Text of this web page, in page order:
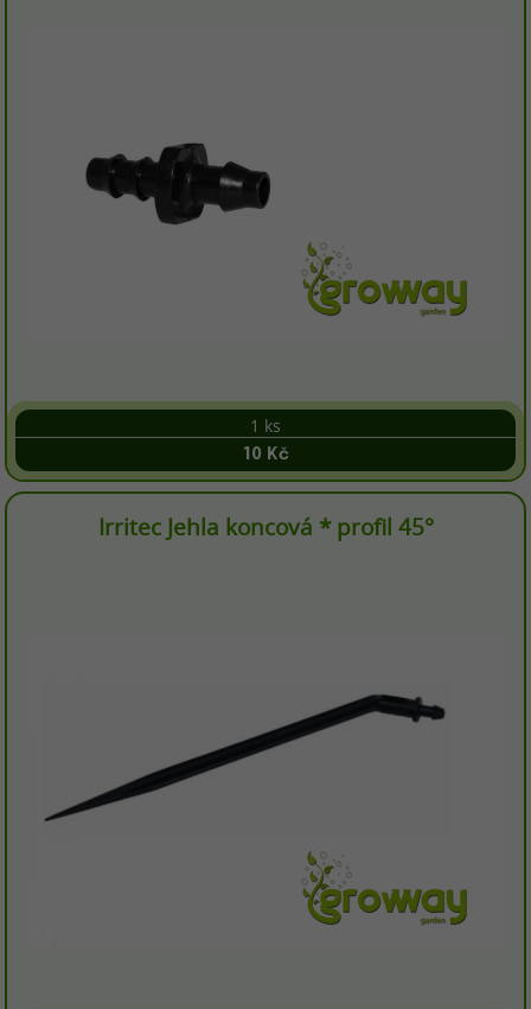
1 ks
10 Kč
Irritec Jehla koncová * profil 45°